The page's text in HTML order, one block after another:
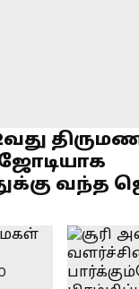
ஜோடியாக
வந்த